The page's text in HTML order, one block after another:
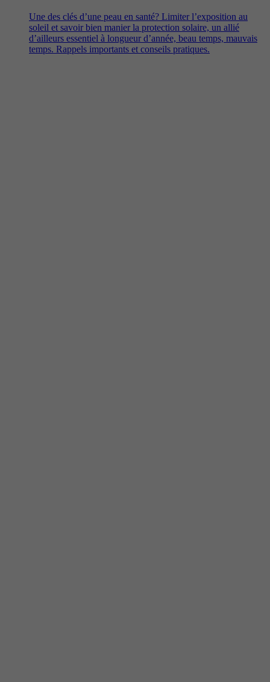
Une des clés d’une peau en santé? Limiter l’exposition au
soleil et savoir bien manier la protection solaire, un allié
d’ailleurs essentiel à longueur d’année, beau temps, mauvais
temps. Rappels importants et conseils pratiques.